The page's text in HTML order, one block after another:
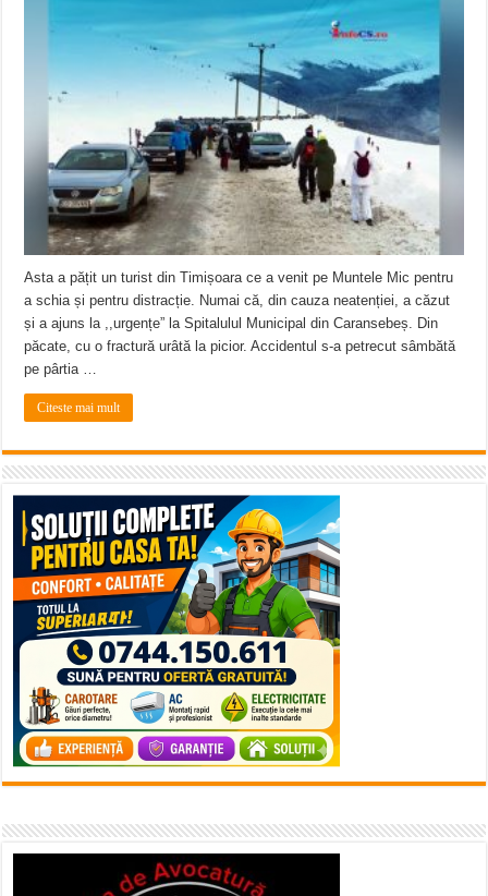
ANUNŢ OPRIRE APĂ în CARANSEBEȘ avarie
ANUNȚ OPRIRE APĂ în Reșița, cartier Țerova – avarie – 04.08.2026
Asta a pățit un turist din Timișoara ce a venit pe Muntele Mic pentru
a schia și pentru distracție. Numai că, din cauza neatenției, a căzut
și a ajuns la ,,urgențe” la Spitalulul Municipal din Caransebeș. Din
păcate, cu o fractură urâtă la picior. Accidentul s-a petrecut sâmbătă
pe pârtia …
Citeste mai mult